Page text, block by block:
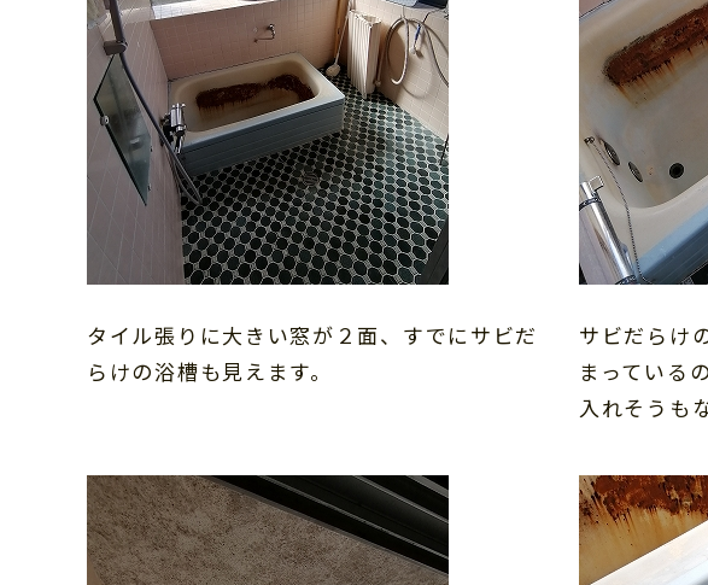
タイル張りに大きい窓が２面、すでにサビだ
らけの浴槽も見えます。
サビだらけ
まっている
入れそうも